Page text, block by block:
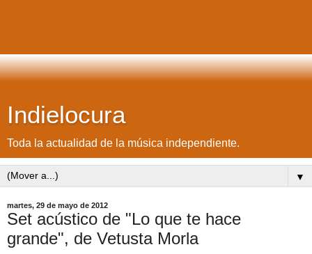
Indielocura
Toda la actualidad de la música independiente.
▼
martes, 29 de mayo de 2012
Set acústico de "Lo que te hace
grande", de Vetusta Morla